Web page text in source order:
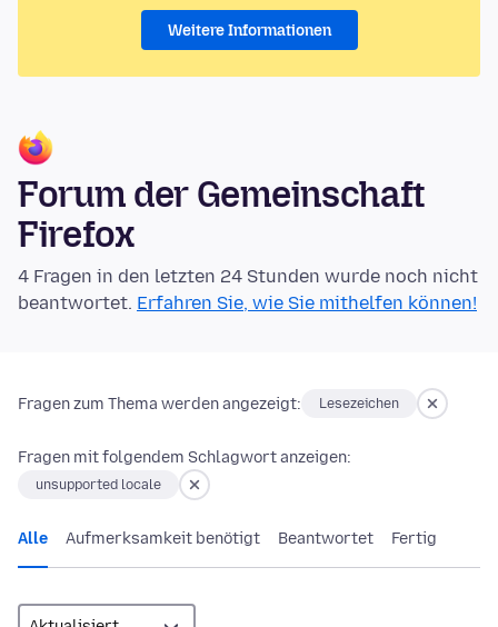
Weitere Informationen
Forum der Gemeinschaft
Firefox
4 Fragen in den letzten 24 Stunden wurde noch nicht
beantwortet. Erfahren Sie, wie Sie mithelfen können!
Fragen zum Thema werden angezeigt: Lesezeichen
Fragen mit folgendem Schlagwort anzeigen:
unsupported locale
Alle Aufmerksamkeit benötigt Beantwortet Fertig